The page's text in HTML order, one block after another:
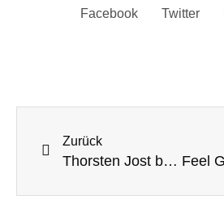
Facebook Twitter
Zurück
Thorsten Jost beendet Ausbildung zu zertifiziertem Life & Business Coach